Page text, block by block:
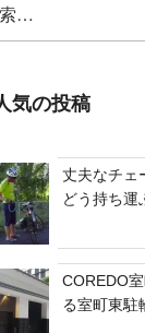
気の投稿
丈夫なチェ
どう持ち運
COREDO
る室町東駐